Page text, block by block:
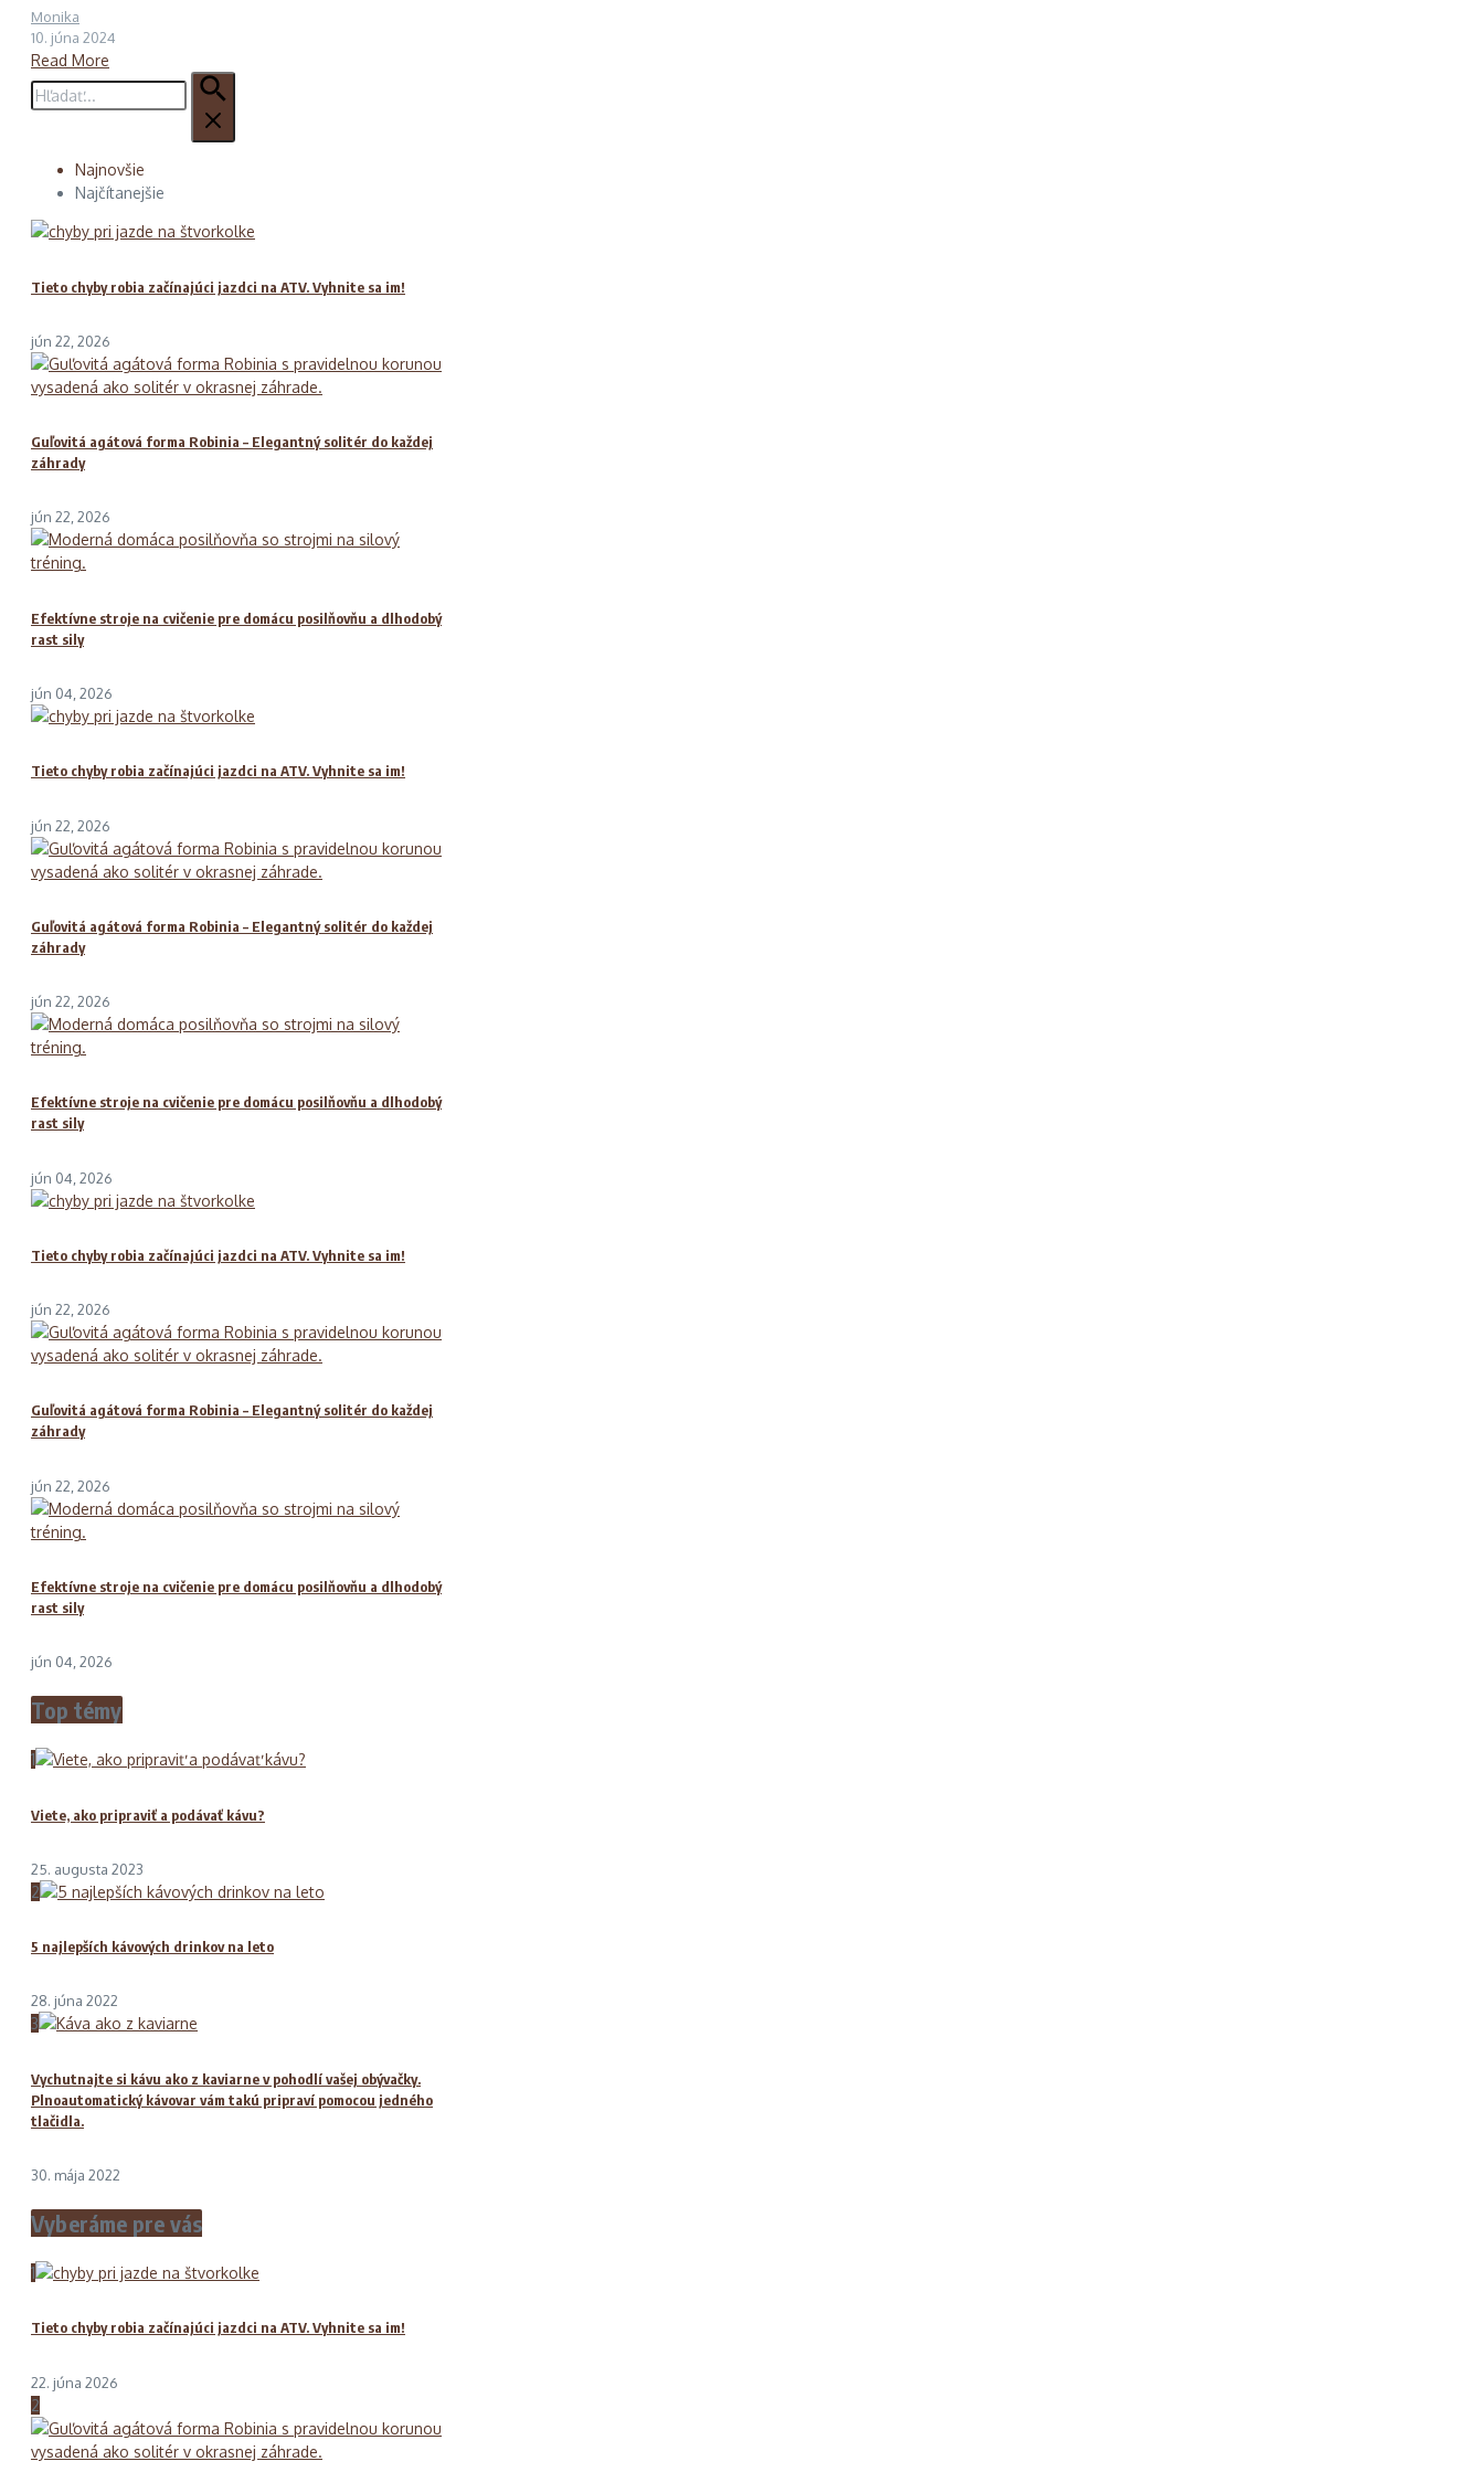
Monika
10. júna 2024
Read More
Hľadať:
Najnovšie
Najčítanejšie
Tieto chyby robia začínajúci jazdci na ATV. Vyhnite sa im!
jún 22, 2026
Guľovitá agátová forma Robinia – Elegantný solitér do každej
záhrady
jún 22, 2026
Efektívne stroje na cvičenie pre domácu posilňovňu a dlhodobý
rast sily
jún 04, 2026
Tieto chyby robia začínajúci jazdci na ATV. Vyhnite sa im!
jún 22, 2026
Guľovitá agátová forma Robinia – Elegantný solitér do každej
záhrady
jún 22, 2026
Efektívne stroje na cvičenie pre domácu posilňovňu a dlhodobý
rast sily
jún 04, 2026
Tieto chyby robia začínajúci jazdci na ATV. Vyhnite sa im!
jún 22, 2026
Guľovitá agátová forma Robinia – Elegantný solitér do každej
záhrady
jún 22, 2026
Efektívne stroje na cvičenie pre domácu posilňovňu a dlhodobý
rast sily
jún 04, 2026
Top témy
1
Viete, ako pripraviť a podávať kávu?
25. augusta 2023
2
5 najlepších kávových drinkov na leto
28. júna 2022
3
Vychutnajte si kávu ako z kaviarne v pohodlí vašej obývačky.
Plnoautomatický kávovar vám takú pripraví pomocou jedného
tlačidla.
30. mája 2022
Vyberáme pre vás
1
Tieto chyby robia začínajúci jazdci na ATV. Vyhnite sa im!
22. júna 2026
2